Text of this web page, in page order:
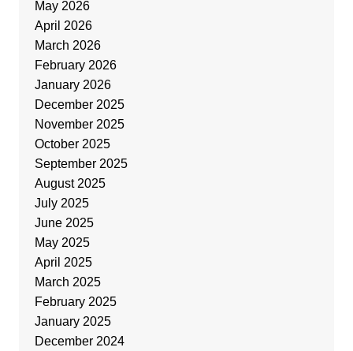
May 2026
April 2026
March 2026
February 2026
January 2026
December 2025
November 2025
October 2025
September 2025
August 2025
July 2025
June 2025
May 2025
April 2025
March 2025
February 2025
January 2025
December 2024